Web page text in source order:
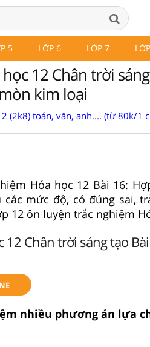
5 LỚP 6 LỚP 7
12 Chân trời
kim loại
(2k8) toán, văn, anh.... (từ 80k/1
Hóa học 12 Bài 16:
mức độ, có đúng sai,
12 ôn luyện trắc nghiệm
12 Chân trời sáng tạo
nhiều phương án lựa